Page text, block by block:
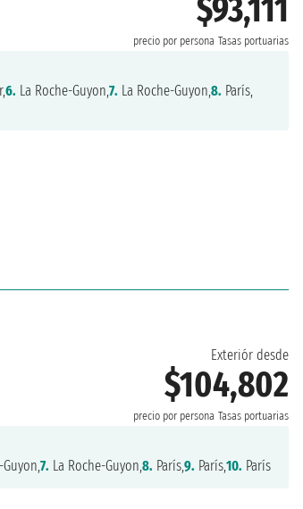
$93,111
precio por persona Tasas portuarias
6. La Roche-Guyon,7. La Roche-Guyon,8. París,
Exteriór desde
$104,802
precio por persona Tasas portuarias
Guyon,7. La Roche-Guyon,8. París,9. París,10. París